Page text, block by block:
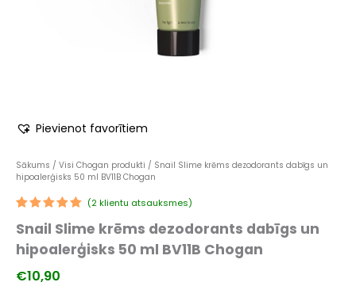
Pievienot favorītiem
Sākums / Visi Chogan produkti / Snail Slime krēms dezodorants dabīgs un
hipoalerģisks 50 ml BV11B Chogan
5.00no 5
balstoties
pircēju
(2klientu atsauksmes)
Snail Slime krēms dezodorants dabīgs un
hipoalerģisks 50 ml BV11B Chogan
€10,90